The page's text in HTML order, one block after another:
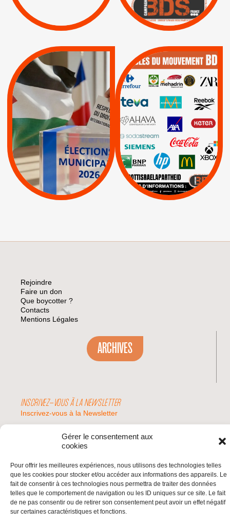
Gérer le consentement aux
cookies
Pour offrir les meilleures expériences, nous utilisons des technologies telles
que les cookies pour stocker et/ou accéder aux informations des appareils. Le
fait de consentir à ces technologies nous permettra de traiter des données
telles que le comportement de navigation ou les ID uniques sur ce site. Le fait
de ne pas consentir ou de retirer son consentement peut avoir un effet négatif
sur certaines caractéristiques et fonctions.
| Actus Pétitions
Lettres d'interpellation
MUNICIPALES 2026 :
JE VOTE POUR LE
RESPECT DU DROIT
INTERNATIONAL EN
PALESTINE
APPELS | Actus |
Espaces Sans
Apartheid
| Lettres d'interpellation
Pétitions
QUE BOYCOTTER ?
BOYCOTT /
AXA BNP | CAF |
Carrefour | HP |
Keter |
Livres et brochures |
Mehadrin | PUMA
Sodastream |
Visuels, tracts,
affiches,...
Rejoindre
Faire un don
Que boycotter ?
Contacts
Mentions Légales
ARCHIVES
INSCRIVEZ-VOUS À LA NEWSLETTER
Inscrivez-vous à la Newsletter
© 2026 | BDS France | Boycott Désinvestissement Sanctions, la réponse
citoyenne et non-violente à l'impunité d'Israël |